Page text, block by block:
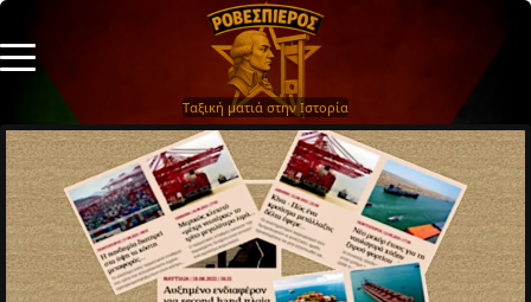
Ταξική ματιά στην Ιστορία